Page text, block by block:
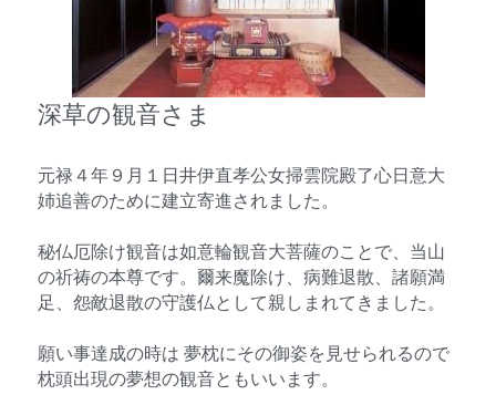
深草の観音さま
元禄４年９月１日井伊直孝公女掃雲院殿了心日意大
姉追善のために建立寄進されました。
秘仏厄除け観音は如意輪観音大菩薩のことで、当山
の祈祷の本尊です。爾来魔除け、病難退散、諸願満
足、怨敵退散の守護仏として親しまれてきました。
願い事達成の時は 夢枕にその御姿を見せられるので
枕頭出現の夢想の観音ともいいます。